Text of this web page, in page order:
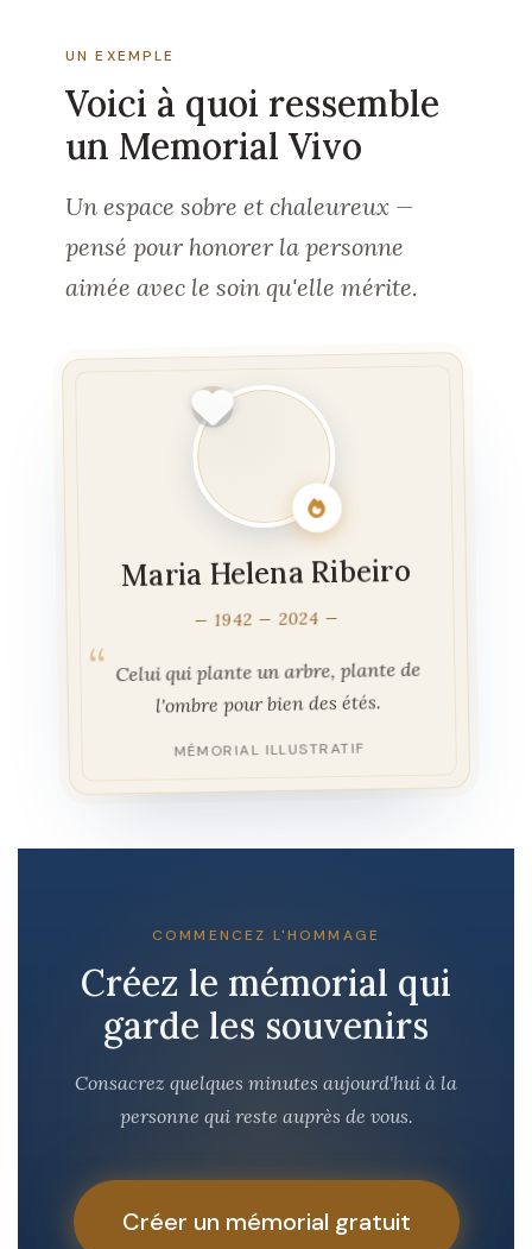
UN EXEMPLE
Voici à quoi ressemble
un Memorial Vivo
Un espace sobre et chaleureux —
pensé pour honorer la personne
aimée avec le soin qu'elle mérite.
Maria Helena Ribeiro
1942 — 2024
Celui qui plante un arbre, plante de
l'ombre pour bien des étés.
MÉMORIAL ILLUSTRATIF
COMMENCEZ L'HOMMAGE
Créez le mémorial qui
garde les souvenirs
Consacrez quelques minutes aujourd'hui à la
personne qui reste auprès de vous.
Créer un mémorial gratuit